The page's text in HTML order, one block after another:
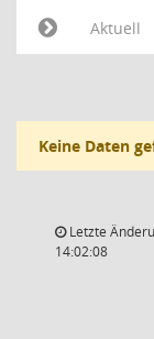
Aktuell
Keine Daten
Letzte
14:02:08